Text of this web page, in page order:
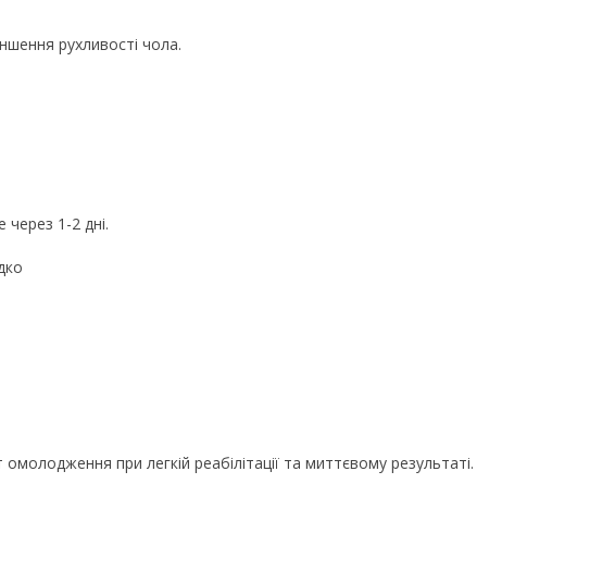
рухливості чола.
1-2 дні.
при легкій реабілітації та миттєвому результаті.